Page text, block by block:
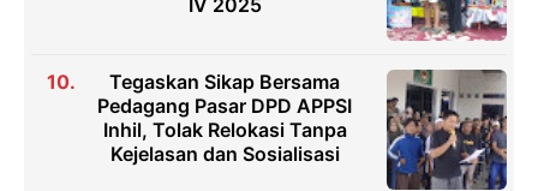
IV 2025
Tegaskan Sikap Bersama
Pedagang Pasar DPD APPSI
Inhil, Tolak Relokasi Tanpa
Kejelasan dan Sosialisasi